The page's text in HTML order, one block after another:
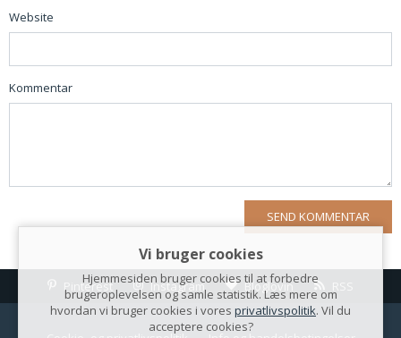
Website
Kommentar
Pinterest Instagram Bloglovin
Vi bruger cookies
Hjemmesiden bruger cookies til at forbedre
brugeroplevelsen og samle statistik. Læs mere om
hvordan vi bruger cookies i vores privatlivspolitik. Vil du
acceptere cookies?